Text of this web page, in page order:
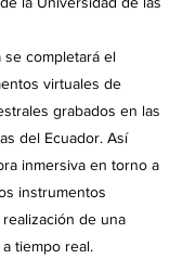
se completará el
virtuales de
grabados en las
del Ecuador. Así
inmersiva en torno a
instrumentos
de una
tiempo real.